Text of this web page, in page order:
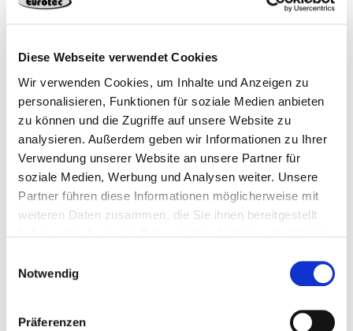
Diese Webseite verwendet Cookies
Wir verwenden Cookies, um Inhalte und Anzeigen zu
personalisieren, Funktionen für soziale Medien anbieten
zu können und die Zugriffe auf unsere Website zu
analysieren. Außerdem geben wir Informationen zu Ihrer
Verwendung unserer Website an unsere Partner für
soziale Medien, Werbung und Analysen weiter. Unsere
Partner führen diese Informationen möglicherweise mit
weiteren Daten zusammen, die Sie ihnen bereitgestellt
Notwendig
Präferenzen
975602-50 8 x 4 x 14 mm 50**
4064827155059
975602* 8 x 4 x 14 mm 200
4251314708908